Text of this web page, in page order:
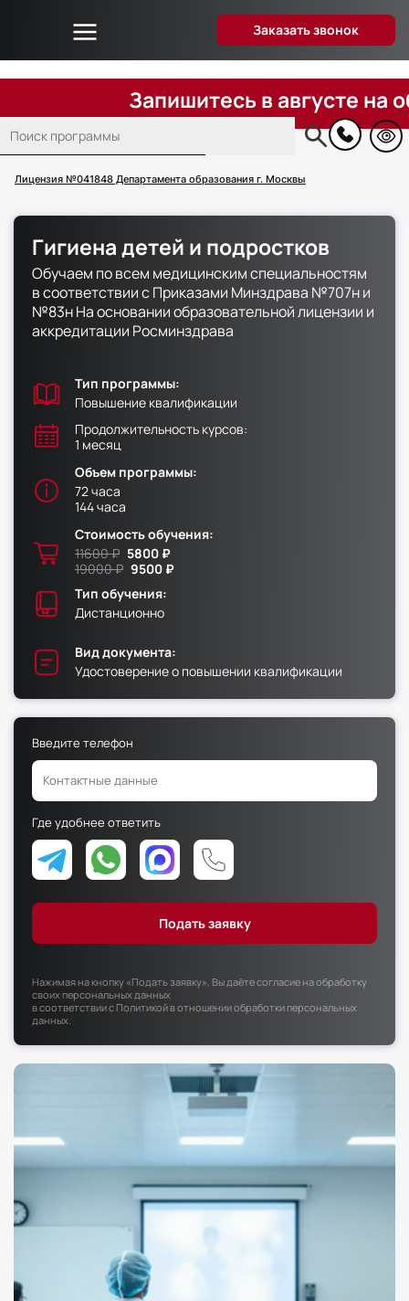
Лицензия №041848 Департамента образования г. Москвы
Заказать звонок
Основная
навигация
Об университете
Дистанционное образование
Преподаватели
Вопрос-ответ
Способы оплаты
Поступающим
Сведения об образовательной организации
Контакты
Факультет физической культуры и спорта
Юридический факультет
Факультет менеджмента и экономики
Факультет педагогики
Факультет психологии
Факультет рекламы и связей с общественностью
Факультет социальной работы
Факультет физической культуры и спорта
Юридический факультет
Факультет менеджмента и экономики
Факультет педагогики
Факультет психологии
Факультет рекламы и связей с общественностью
Запишитесь в августе на
Гигиена детей и подростков
Обучаем по всем медицинским специальностям
в соответствии с Приказами Минздрава №707н и
№83н На основании образовательной лицензии и
аккредитации Росминздрава
Тип программы:
Повышение квалификации
Продолжительность курсов:
1 месяц
Объем программы:
72 часа
144 часа
Стоимость обучения:
11600 ₽ 5800 ₽
19000 ₽ 9500 ₽
Тип обучения:
Дистанционно
Вид документа:
Удостоверение о повышении квалификации
Введите телефон
Где удобнее ответить
Нажимая на кнопку «Подать заявку», Вы даёте согласие на обработку
своих персональных данных
в соответствии сПолитикой в отношении обработки персональных
данных.